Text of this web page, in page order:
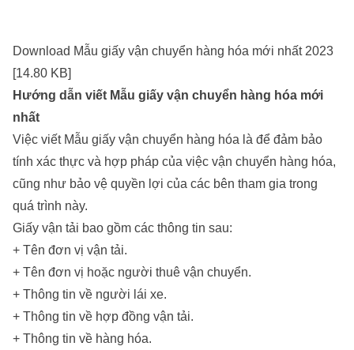
Download Mẫu giấy vận chuyển hàng hóa mới nhất 2023
[14.80 KB]
Hướng dẫn viết Mẫu giấy vận chuyển hàng hóa mới
nhất
Việc viết Mẫu giấy vận chuyển hàng hóa là để đảm bảo
tính xác thực và hợp pháp của việc vận chuyển hàng hóa,
cũng như bảo vệ quyền lợi của các bên tham gia trong
quá trình này.
Giấy vận tải bao gồm các thông tin sau:
+ Tên đơn vị vận tải.
+ Tên đơn vị hoặc người thuê vận chuyển.
+ Thông tin về người lái xe.
+ Thông tin về hợp đồng vận tải.
+ Thông tin về hàng hóa.